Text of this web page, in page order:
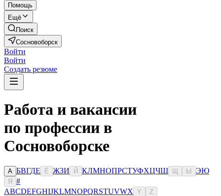
Помощь
Ещё
Поиск
Сосновоборск
Войти
Войти
Создать резюме
Работа и вакансии
по профессии в
Сосновоборске
А БВГДЕ Ё ЖЗИ Й КЛМНОПРСТУФХЦЧШ Ы ЭЮ
Я
#
ABCDEFGHIJKLMNOPQRSTUVWX Y Z